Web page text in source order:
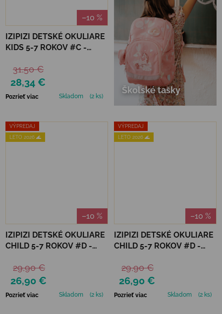
–10 %
IZIPIZI DETSKÉ OKULIARE
KIDS 5-7 ROKOV #C -
28,34 €
31,50 €
Pozrieť viac Skladom (2 ks)
Školské tašky
VÝPREDAJ
LETO 2026 🌊
–10 %
IZIPIZI DETSKÉ OKULIARE
CHILD 5-7 ROKOV #D -
26,90 €
29,90 €
Pozrieť viac Skladom (2 ks)
VÝPREDAJ
LETO 2026 🌊
–10 %
IZIPIZI DETSKÉ OKULIARE
CHILD 5-7 ROKOV #D -
26,90 €
29,90 €
Pozrieť viac Skladom (2 ks)